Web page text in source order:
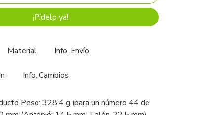
¡Pídelo ya!
Material Info. Envío
Info. Cambios
Peso: 328,4 g (para un número 44 de